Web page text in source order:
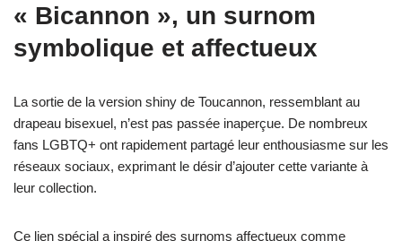
« Bicannon », un surnom
symbolique et affectueux
La sortie de la version shiny de Toucannon, ressemblant au
drapeau bisexuel, n’est pas passée inaperçue. De nombreux
fans LGBTQ+ ont rapidement partagé leur enthousiasme sur les
réseaux sociaux, exprimant le désir d’ajouter cette variante à
leur collection.
Ce lien spécial a inspiré des surnoms affectueux comme